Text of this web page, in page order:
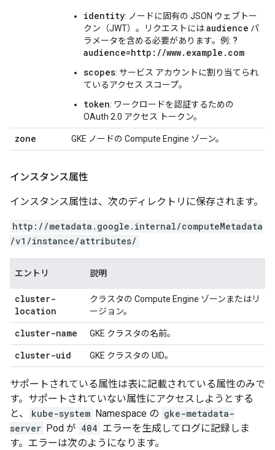
identity: ノードに固有の JSON ウェブトー
クン（JWT）。リクエストにはaudience パ
ラメータを含める必要があります。例: ?
audience=http://www.example.com
scopes: サービス アカウントに割り当てられ
ているアクセス スコープ。
token: ワークロードを認証するための
OAuth 2.0 アクセス トークン。
zone GKE ノードの Compute Engine ゾーン。
インスタンス属性
インスタンス属性は、次のディレクトリに保存されます。
http://metadata.google.internal/computeMetadata
/v1/instance/attributes/
エントリ 説明
cluster-
location
クラスタの Compute Engine ゾーンまたはリ
ージョン。
cluster-name GKE クラスタの名前。
cluster-uid GKE クラスタの UID。
サポートされている属性は表に記載されている属性のみで
す。サポートされていない属性にアクセスしようとする
と、
kube-system Namespace の gke-metadata-
server Pod が 404 エラーを生成してログに記録しま
す。エラーは次のようになります。